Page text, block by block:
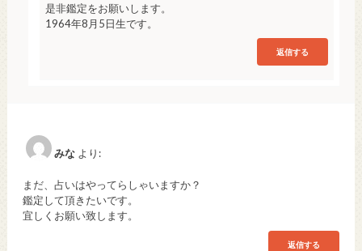
是非鑑定をお願いします。
1964年8月5日生です。
返信する
みな より:
まだ、占いはやってらしゃいますか？
鑑定して頂きたいです。
宜しくお願い致します。
返信する